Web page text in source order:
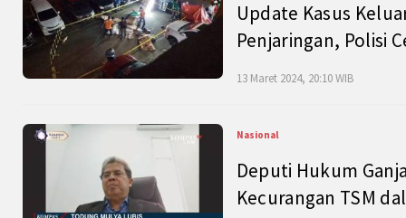
Update Kasus
Penjaringan, Polisi
13 Maret 2024, 20:10 WIB
Nasional
Deputi Hukum
Kecurangan TSM